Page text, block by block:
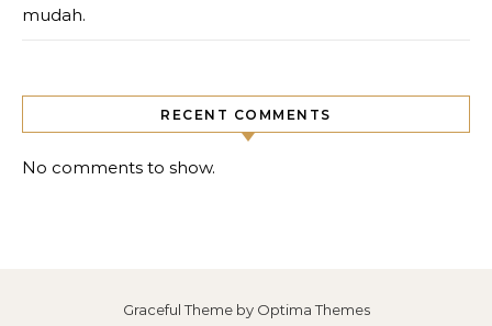
mudah.
RECENT COMMENTS
No comments to show.
Graceful Theme by Optima Themes